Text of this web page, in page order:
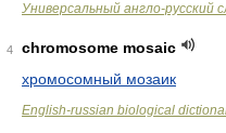
Универсальный англо-русский
4
chromosome mosaic
хромосомный мозаик
English-russian biological